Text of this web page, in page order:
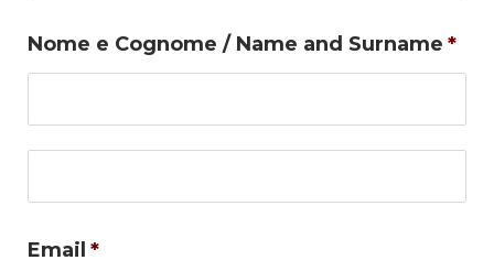
Nome e Cognome / Name and Surname *
Email *